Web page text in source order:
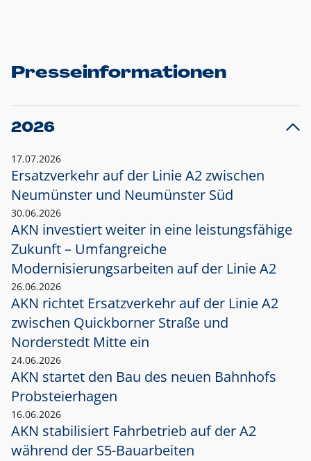
Presseinformationen
2026
17.07.2026
Ersatzverkehr auf der Linie A2 zwischen
Neumünster und Neumünster Süd
30.06.2026
AKN investiert weiter in eine leistungsfähige
Zukunft – Umfangreiche
Modernisierungsarbeiten auf der Linie A2
26.06.2026
AKN richtet Ersatzverkehr auf der Linie A2
zwischen Quickborner Straße und
Norderstedt Mitte ein
24.06.2026
AKN startet den Bau des neuen Bahnhofs
Probsteierhagen
16.06.2026
AKN stabilisiert Fahrbetrieb auf der A2
während der S5-Bauarbeiten